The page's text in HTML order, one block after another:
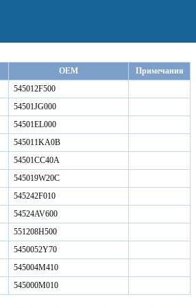
OEM
Примечания
545012F500
54501JG000
54501EL000
545011KA0B
54501CC40A
545019W20C
545242F010
54524AV600
551208H500
5450052Y70
545004M410
545000M010